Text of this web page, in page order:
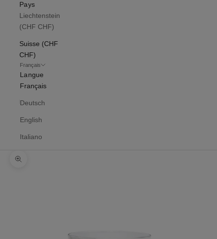
Pays
Liechtenstein
(CHF CHF)
Suisse (CHF
CHF)
Français
Langue
Français
Deutsch
English
Italiano
Zoomer sur l'image